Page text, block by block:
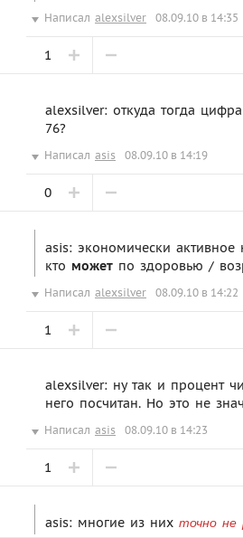
Написал alexsilver 08.09.10 в 14:35
1
alexsilver: откуда тогда
76?
Написал asis 08.09.10 в 14:19
0
asis: экономически активное
кто может по здоровью /
Написал alexsilver 08.09.10 в 14:22
1
alexsilver: ну так и процент
него посчитан. Но это не
Написал asis 08.09.10 в 14:23
1
asis: многие из них точно